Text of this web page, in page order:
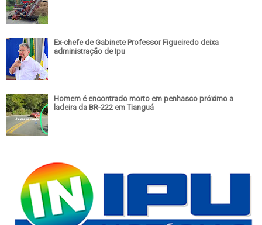
Ex-chefe de Gabinete Professor Figueiredo deixa
administração de Ipu
Homem é encontrado morto em penhasco próximo a
ladeira da BR-222 em Tianguá